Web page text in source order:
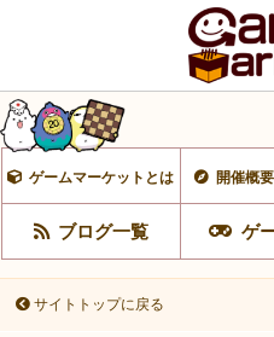
ゲームマーケットとは 開催概
ブログ一覧 ゲ
サイトトップに戻る